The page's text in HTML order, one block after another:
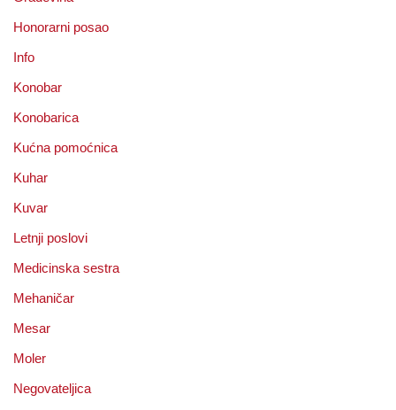
Honorarni posao
Info
Konobar
Konobarica
Kućna pomoćnica
Kuhar
Kuvar
Letnji poslovi
Medicinska sestra
Mehaničar
Mesar
Moler
Negovateljica